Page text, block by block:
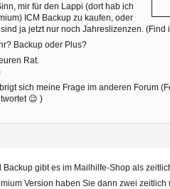
mir für den Lappi (dort hab ich
ICM Backup zu kaufen, oder
ja jetzt nur noch Jahreslizenzen.
Backup oder Plus?
Rat.
sich meine Frage im anderen Forum
😉 )
Backup gibt es im Mailhilfe-Shop als
Version haben Sie dann zwei zeitlich